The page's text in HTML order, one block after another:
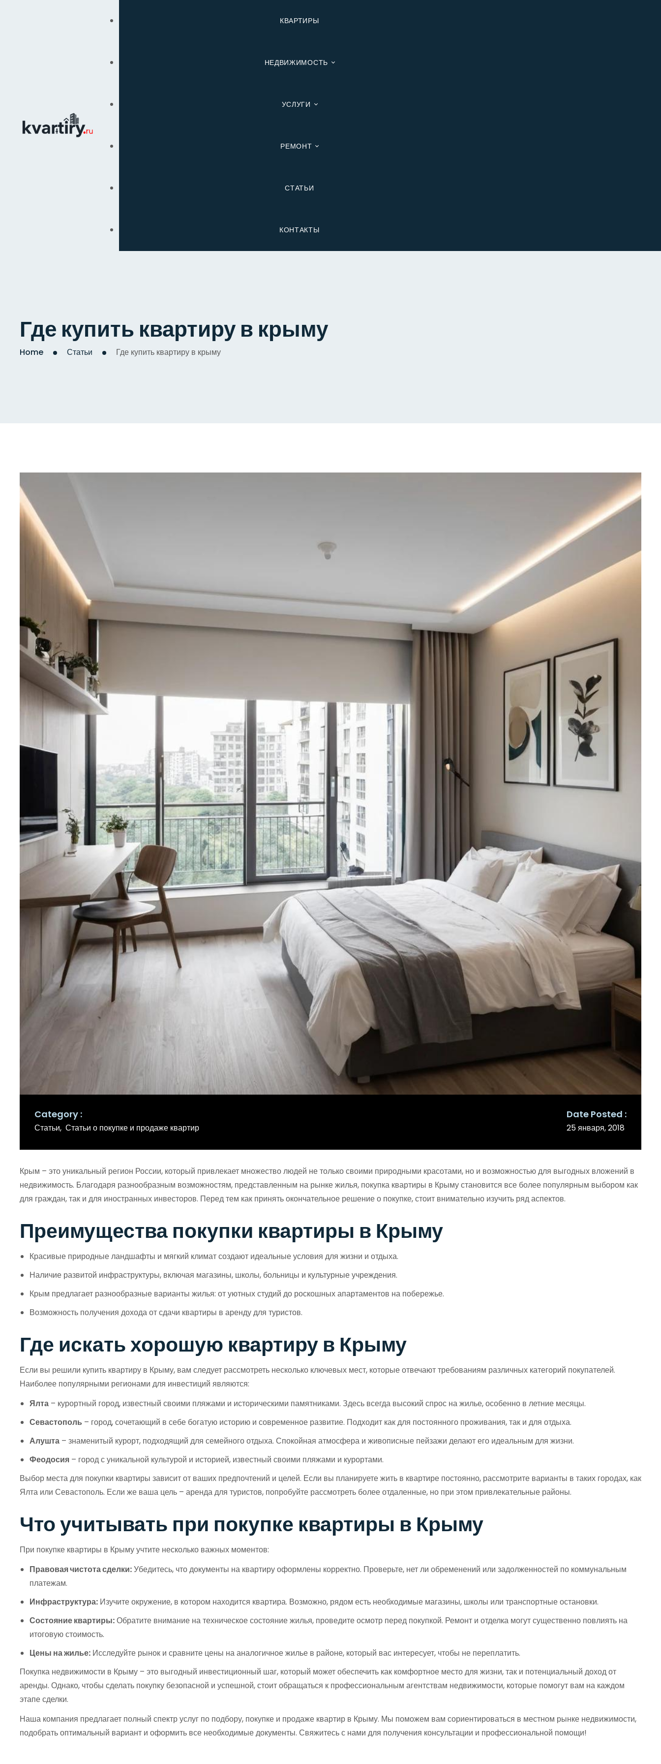
КВАРТИРЫ
НЕДВИЖИМОСТЬ
УСЛУГИ
РЕМОНТ
СТАТЬИ
КОНТАКТЫ
Где купить квартиру в крыму
Home Статьи Где купить квартиру в крыму
Category
Статьи Статьи о покупке и продаже квартир
Date Posted
25 января, 2018
Крым – это уникальный регион России, который привлекает множество людей не только своими природными красотами, но и возможностью для выгодных вложений в
недвижимость. Благодаря разнообразным возможностям, представленным на рынке жилья, покупка квартиры в Крыму становится все более популярным выбором как
для граждан, так и для иностранных инвесторов. Перед тем как принять окончательное решение о покупке, стоит внимательно изучить ряд аспектов.
Преимущества покупки квартиры в Крыму
Красивые природные ландшафты и мягкий климат создают идеальные условия для жизни и отдыха.
Наличие развитой инфраструктуры, включая магазины, школы, больницы и культурные учреждения.
Крым предлагает разнообразные варианты жилья: от уютных студий до роскошных апартаментов на побережье.
Возможность получения дохода от сдачи квартиры в аренду для туристов.
Где искать хорошую квартиру в Крыму
Если вы решили купить квартиру в Крыму, вам следует рассмотреть несколько ключевых мест, которые отвечают требованиям различных категорий покупателей.
Наиболее популярными регионами для инвестиций являются:
Ялта – курортный город, известный своими пляжами и историческими памятниками. Здесь всегда высокий спрос на жилье, особенно в летние месяцы.
Севастополь – город, сочетающий в себе богатую историю и современное развитие. Подходит как для постоянного проживания, так и для отдыха.
Алушта – знаменитый курорт, подходящий для семейного отдыха. Спокойная атмосфера и живописные пейзажи делают его идеальным для жизни.
Феодосия – город с уникальной культурой и историей, известный своими пляжами и курортами.
Выбор места для покупки квартиры зависит от ваших предпочтений и целей. Если вы планируете жить в квартире постоянно, рассмотрите варианты в таких городах, как
Ялта или Севастополь. Если же ваша цель – аренда для туристов, попробуйте рассмотреть более отдаленные, но при этом привлекательные районы.
Что учитывать при покупке квартиры в Крыму
При покупке квартиры в Крыму учтите несколько важных моментов:
Правовая чистота сделки:Убедитесь, что документы на квартиру оформлены корректно. Проверьте, нет ли обременений или задолженностей по коммунальным
платежам.
Инфраструктура: Изучите окружение, в котором находится квартира. Возможно, рядом есть необходимые магазины, школы или транспортные остановки.
Состояние квартиры:Обратите внимание на техническое состояние жилья, проведите осмотр перед покупкой. Ремонт и отделка могут существенно повлиять на
итоговую стоимость.
Цены на жилье: Исследуйте рынок и сравните цены на аналогичное жилье в районе, который вас интересует, чтобы не переплатить.
Покупка недвижимости в Крыму – это выгодный инвестиционный шаг, который может обеспечить как комфортное место для жизни, так и потенциальный доход от
аренды. Однако, чтобы сделать покупку безопасной и успешной, стоит обращаться к профессиональным агентствам недвижимости, которые помогут вам на каждом
этапе сделки.
Наша компания предлагает полный спектр услуг по подбору, покупке и продаже квартир в Крыму. Мы поможем вам сориентироваться в местном рынке недвижимости,
подобрать оптимальный вариант и оформить все необходимые документы. Свяжитесь с нами для получения консультации и профессиональной помощи!